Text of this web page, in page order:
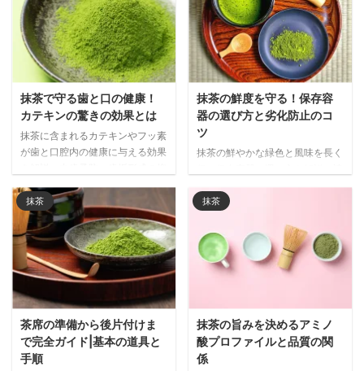
す。
抹茶で守る歯と口の健康！
カテキンの驚きの効果とは
抹茶に含まれるカテキンやフッ素
が歯と口腔内の健康に与える効果
を取り入れることで期待できる口
腔ケア効果を詳しく紹介します。
抹茶の鮮度を守る！保存容
器の選び方と劣化防止のコ
ツ
抹茶の鮮やかな緑色と風味を長く
光性・密閉性・サイズなど重要な
ポイントと、金属製・陶器・ガラ
メリット・デメリットを詳しく紹
介します。
抹茶
茶席の準備から後片付けま
で完全ガイド|基本の道具と
手順
抹茶
抹茶の旨みを決めるアミノ
酸プロファイルと品質の関
係